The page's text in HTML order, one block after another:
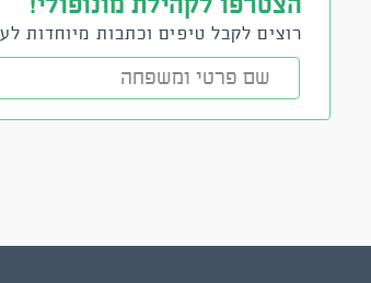
רוצים לקבל טיפים וכתבות מיוחדות